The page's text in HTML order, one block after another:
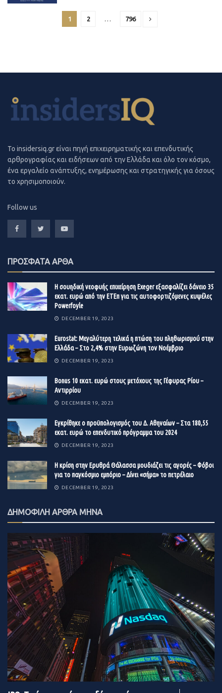
1 2 … 796
To insidersiq.gr είναι πηγή επιχειρηματικής και επενδυτικής
αρθρογραφίας και ειδήσεων από την Ελλάδα και όλο τον κόσμο,
ένα εργαλείο ανάπτυξης, ενημέρωσης και στρατηγικής για όσους
το χρησιμοποιούν.
Follow us
ΠΡΟΣΦΑΤΑ ΑΡΘΑ
Η σουηδική νεοφυής επιχείρηση Exeger εξασφαλίζει δάνειο 35
εκατ. ευρώ από την ΕΤΕπ για τις αυτοφορτιζόμενες κυψέλες
Powerfoyle
DECEMBER 19, 2023
Eurostat: Μεγαλύτερη τελικά η πτώση του πληθωρισμού στην
Ελλάδα – Στο 2,4% στην Ευρωζώνη τον Νοέμβριο
DECEMBER 19, 2023
Βonus 10 εκατ. ευρώ στους μετόχους της Γέφυρας Ρίου –
Αντιρρίου
DECEMBER 19, 2023
Εγκρίθηκε ο προϋπολογισμός του Δ. Αθηναίων – Στα 180,55
εκατ. ευρώ το επενδυτικό πρόγραμμα του 2024
DECEMBER 19, 2023
Η κρίση στην Ερυθρά Θάλασσα μουδιάζει τις αγορές – Φόβοι
για το παγκόσμιο εμπόριο – Δίνει «σήμα» το πετρέλαιο
DECEMBER 19, 2023
ΔΗΜΟΦΙΛΗ ΑΡΘΡΑ ΜΗΝΑ